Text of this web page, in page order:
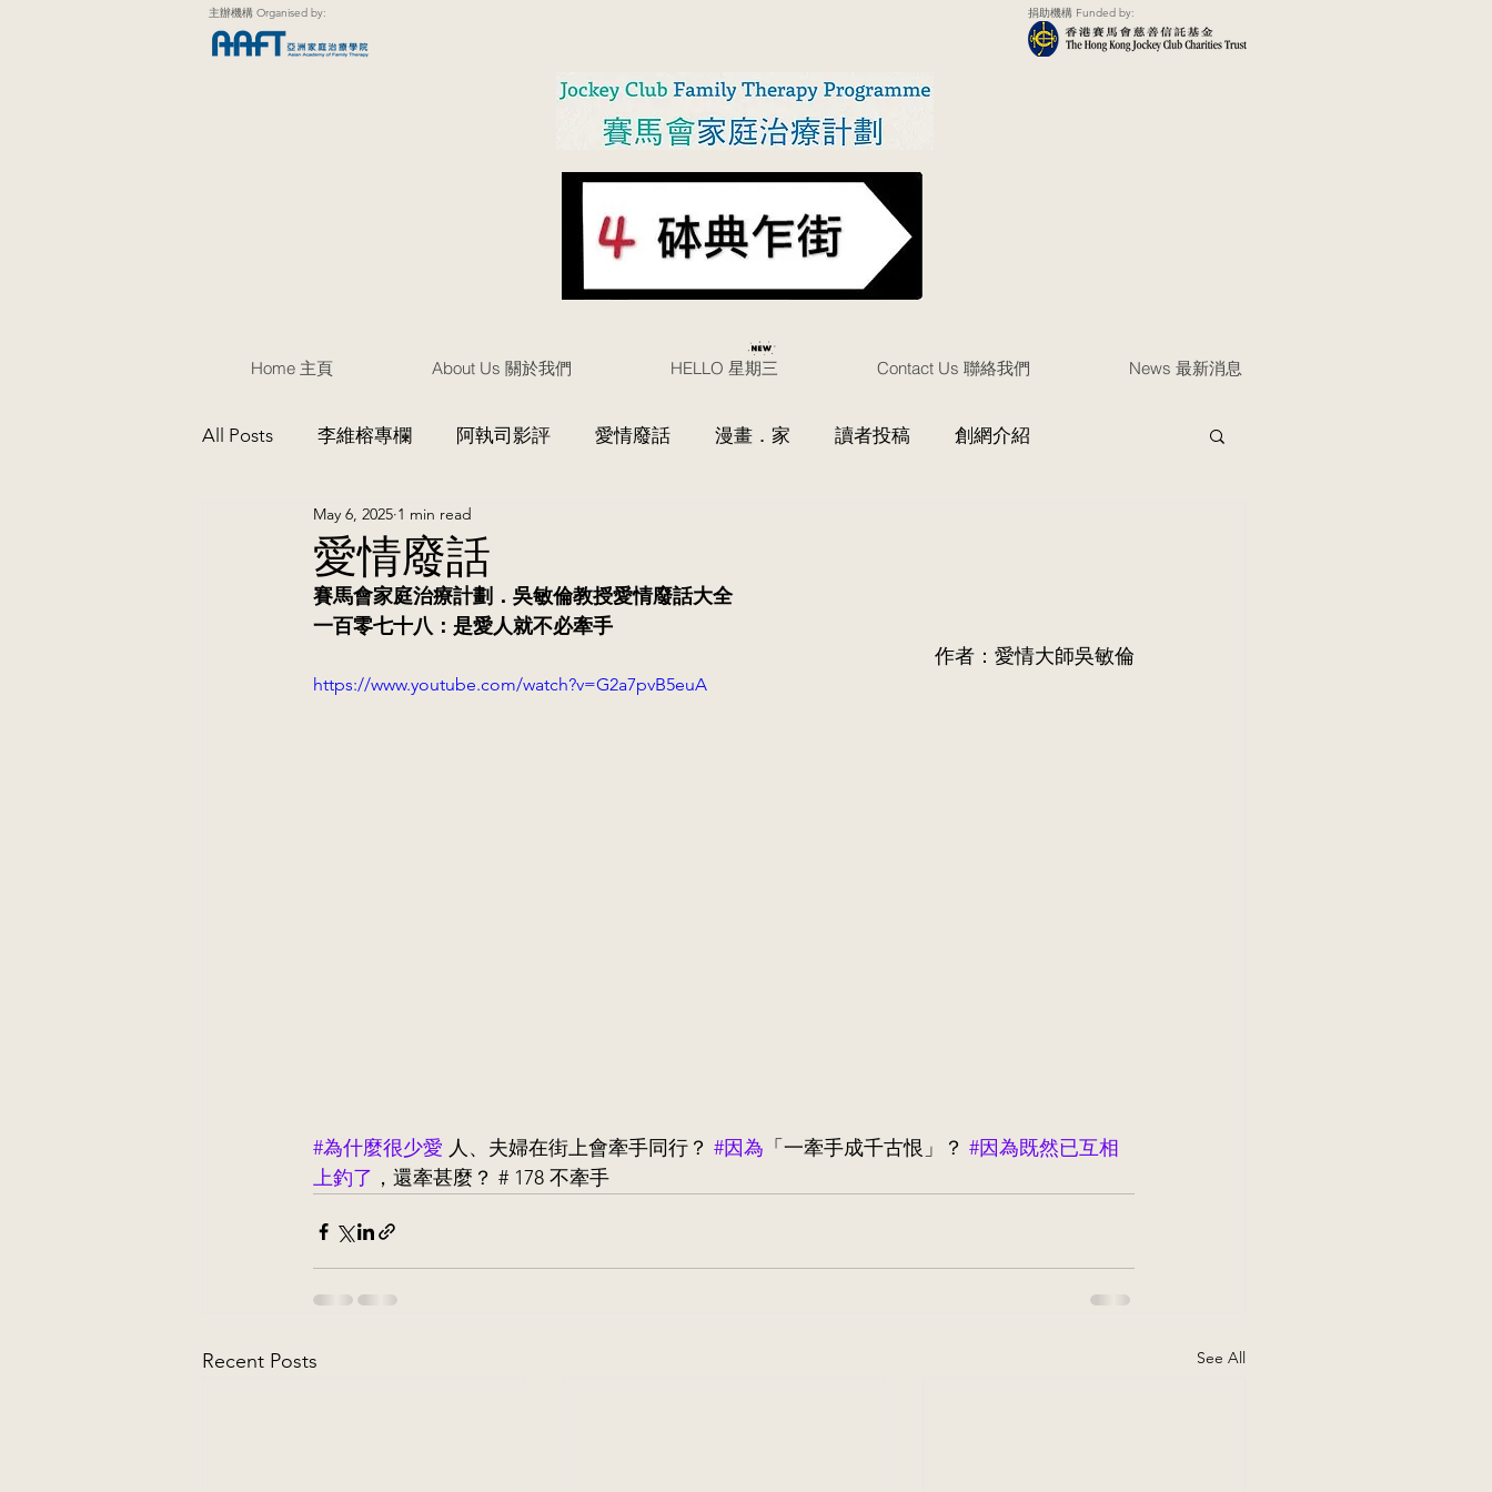
主辦機構 Organised by: 捐助機構 Funded by:
Home 主頁 About Us 關於我們 HELLO 星期三 Contact Us 聯絡我們 News 最新消息
All Posts 李維榕專欄 阿執司影評 愛情廢話 漫畫．家 讀者投稿 創網介紹
愛情廢話
May 6, 2025 1 min read
賽馬會家庭治療計劃．吳敏倫教授愛情廢話大全
一百零七十八：是愛人就不必牽手
作者：愛情大師吳敏倫
https://www.youtube.com/watch?v=G2a7pvB5euA
#為什麼很少愛 人、夫婦在街上會牽手同行？ #因為 「一牽手成千古恨」？ #因為既然已互相
上釣了 ，還牽甚麼？ # 178 不牽手
Recent Posts See All